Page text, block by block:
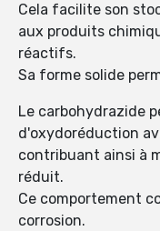
Cela facilite son
aux produits
réactifs.
Sa forme solide
Le carbohydrazide
d'oxydoréduction
contribuant ainsi à
réduit.
Ce comportement
corrosion.